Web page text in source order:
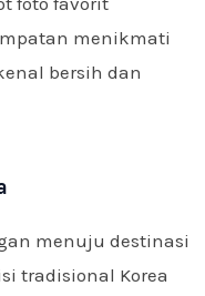
menikmati
bersih dan
menuju destinasi
tradisional Korea